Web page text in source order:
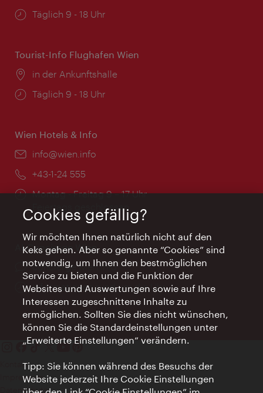
Öffnungszeiten:
Täglich 9 - 18 Uhr
Tourist-Info Flughafen Wien
Ort:
in der Ankunftshalle
Öffnungszeiten:
Täglich 9 - 18 Uhr
Wien Hotels & Info
Email:
info@wien.info
Telefon:
+43-1-24 555
Öffnungszeiten:
Montag - Freitag 9 – 17 Uhr
Feiertags geschlossen
AI Concierge Wien
Ort:
concierge.wien.info
Öffnungszeiten:
Informationen rund um die Uhr
Kontakt
Impressum
Datenschutz
Cookies gefällig?
Wir möchten Ihnen natürlich nicht auf den
Keks gehen. Aber so genannte “Cookies” sind
notwendig, um Ihnen den bestmöglichen
Service zu bieten und die Funktion der
Websites und Auswertungen sowie auf Ihre
Interessen zugeschnittene Inhalte zu
ermöglichen. Sollten Sie dies nicht wünschen,
können Sie die Standardeinstellungen unter
„Erweiterte Einstellungen“ verändern.
Tipp: Sie können während des Besuchs der
Website jederzeit Ihre Cookie Einstellungen